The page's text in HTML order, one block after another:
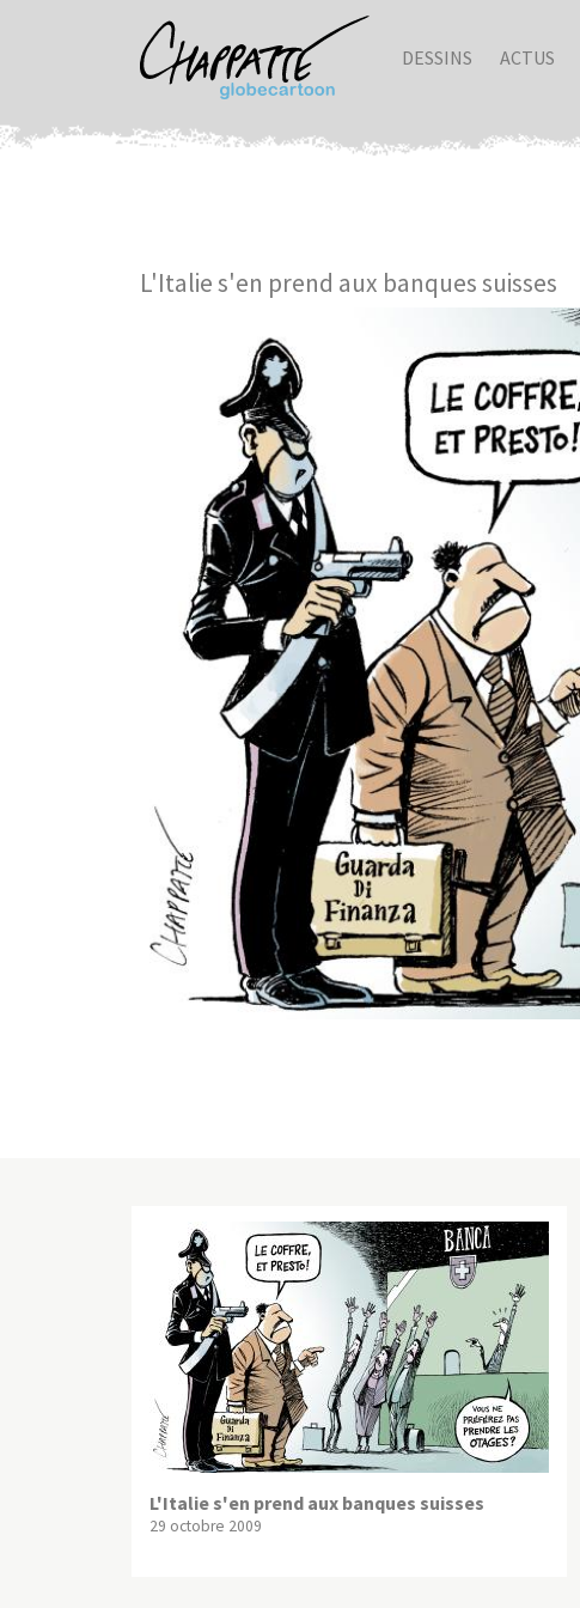
DESSINS ACTUS
L'Italie s'en prend aux banques suisses
L'Italie s'en prend aux banques suisses
29 octobre 2009